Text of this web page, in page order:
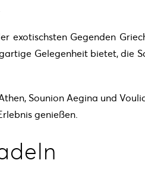
exotischsten Gegenden
Gelegenheit bietet, die
Sounion Aegina und
genießen.